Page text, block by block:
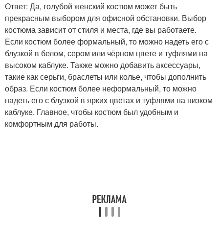
Ответ: Да, голубой женский костюм может быть
прекрасным выбором для офисной обстановки. Выбор
костюма зависит от стиля и места, где вы работаете.
Если костюм более формальный, то можно надеть его с
блузкой в белом, сером или чёрном цвете и туфлями на
высоком каблуке. Также можно добавить аксессуары,
такие как серьги, браслеты или колье, чтобы дополнить
образ. Если костюм более неформальный, то можно
надеть его с блузкой в ярких цветах и туфлями на низком
каблуке. Главное, чтобы костюм был удобным и
комфортным для работы.